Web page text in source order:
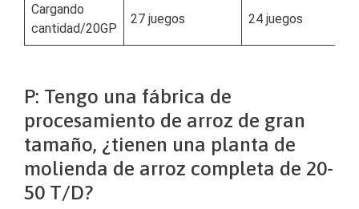
Cargando
cantidad/20GP
27 juegos 24 juegos
P: Tengo una fábrica de
procesamiento de arroz de gran
tamaño, ¿tienen una planta de
molienda de arroz completa de 20-
50 T/D?